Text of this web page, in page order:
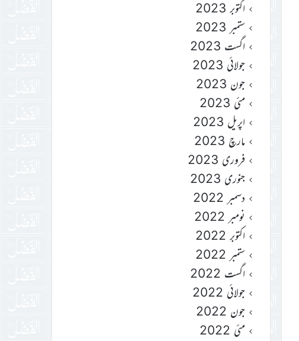
اکتوبر 2023
ستمبر 2023
اگست 2023
جولائی 2023
جون 2023
مئی 2023
اپریل 2023
مارچ 2023
فروری 2023
جنوری 2023
دسمبر 2022
نومبر 2022
اکتوبر 2022
ستمبر 2022
اگست 2022
جولائی 2022
جون 2022
مئی 2022